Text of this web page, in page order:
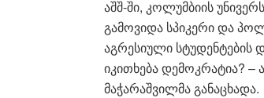
აშშ-ში, კოლუმბიის
გამოვიდა სპიკერი და
აგრესიული სტუდენტების
იკითხება დემოკრატია? –
მაჭარაშვილმა განაცხადა.